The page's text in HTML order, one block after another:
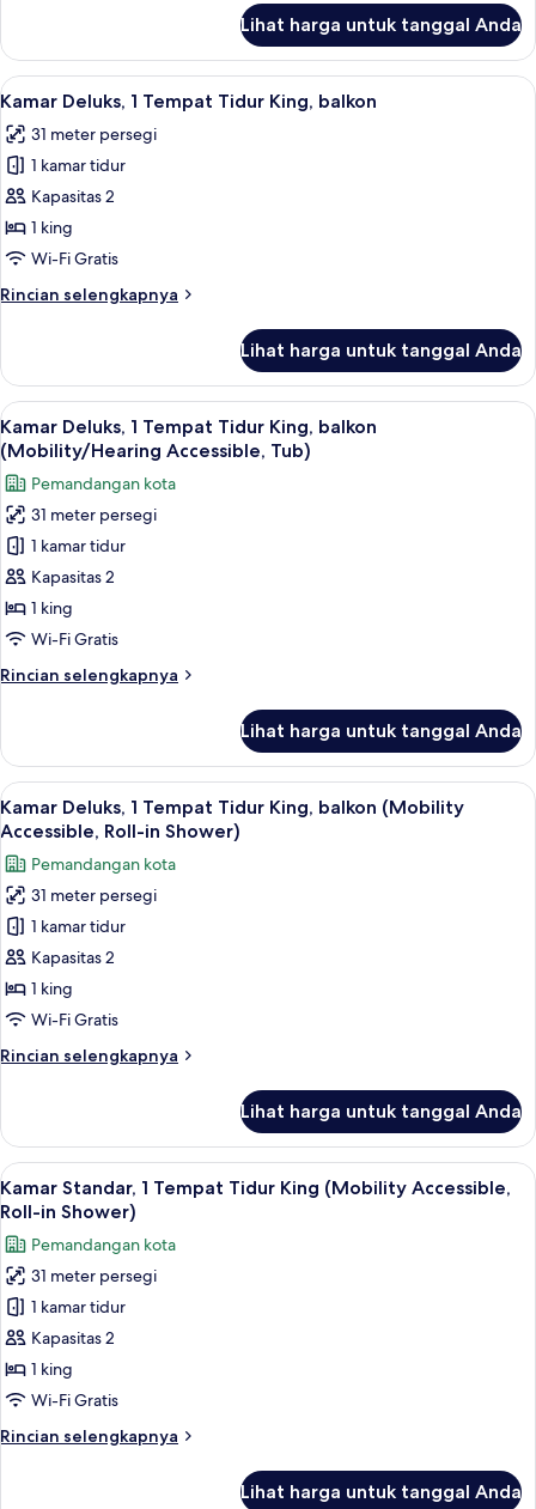
Suite,
Tempat
Queen,
balkon,
pemandangan
samudra
Lihat harga untuk tanggal Anda
Lihat
semua
foto
untuk
Kamar
Deluks,
1
Tidur
Seprai antialergi, bantalan ekstra
6
Kamar Deluks, 1 Tempat Tidur King, balkon
31 meter persegi
1 kamar tidur
Kapasitas 2
1 king
Wi-Fi Gratis
Rincian selengkapnya
Rincian
Kamar
Deluks,
1
Tempat
Tidur
King,
balkon
Lihat harga untuk tanggal Anda
Lihat
semua
foto
untuk
Kamar
Deluks,
1
Tempat
Tidur
balkon
Tub)
Televisi layar datar 40-inci dengan
3
Kamar Deluks, 1 Tempat Tidur King, balkon
(Mobility/Hearing Accessible, Tub)
Pemandangan kota
31 meter persegi
1 kamar tidur
Kapasitas 2
1 king
Wi-Fi Gratis
Rincian selengkapnya
Rincian
Kamar
Deluks,
1
Tempat
King,
balkon
(Mobility/Hearing
Accessible,
Tub)
Lihat harga untuk tanggal Anda
Lihat
semua
foto
untuk
Kamar
Deluks,
1
Tempat
Tidur
balkon
Roll-
in
Shower)
Televisi layar datar 40-inci dengan
4
Kamar Deluks, 1 Tempat Tidur King, balkon (Mobility
Accessible, Roll-in Shower)
Pemandangan kota
31 meter persegi
1 kamar tidur
Kapasitas 2
1 king
Wi-Fi Gratis
Rincian selengkapnya
Rincian
Kamar
Deluks,
1
Tempat
King,
balkon
(Mobility
Accessible,
Roll-
Shower)
Lihat harga untuk tanggal Anda
Lihat
semua
foto
untuk
Kamar
Standar,
1
Tempat
Tidur
(Mobility
Seprai antialergi, bantalan ekstra
6
Kamar Standar, 1 Tempat Tidur King (Mobility Accessible,
Roll-in Shower)
Pemandangan kota
31 meter persegi
1 kamar tidur
Kapasitas 2
1 king
Wi-Fi Gratis
Rincian selengkapnya
Rincian
Lihat harga untuk tanggal Anda